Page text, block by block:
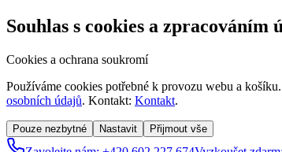
Souhlas s cookies a zpracováním
Cookies a ochrana soukromí
Používáme cookies potřebné k provozu webu a
osobních údajů. Kontakt: Kontakt.
Pouze nezbytné Nastavit Přijmout vše